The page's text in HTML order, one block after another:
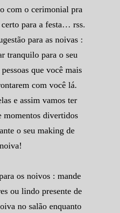
com o cerimonial pra
certo para a festa… rss.
para as noivas :
tranquilo para o seu
que você mais
com você lá.
e assim vamos ter
momentos divertidos
o seu making de
noiva!
os noivos : mande
ou lindo presente de
no salão enquanto